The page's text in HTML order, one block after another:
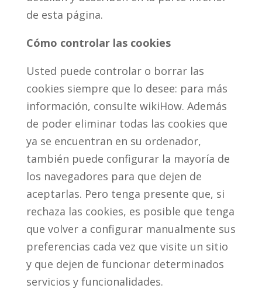
de esta página.
Cómo controlar las cookies
Usted puede controlar o borrar las
cookies siempre que lo desee: para más
información, consulte wikiHow. Además
de poder eliminar todas las cookies que
ya se encuentran en su ordenador,
también puede configurar la mayoría de
los navegadores para que dejen de
aceptarlas. Pero tenga presente que, si
rechaza las cookies, es posible que tenga
que volver a configurar manualmente sus
preferencias cada vez que visite un sitio
y que dejen de funcionar determinados
servicios y funcionalidades.